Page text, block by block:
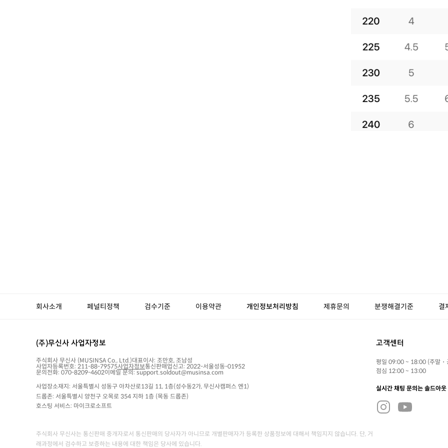
회사소개 페널티정책 검수기준 이용약관 개인정보처리방침 제휴문의 분쟁해결기준 결
(주)무신사 사업자정보
주식회사 무신사 (MUSINSA Co., Ltd.)대표이사: 조만호, 조남성
사업자등록번호: 211-88-79575사업자정보통신판매업신고: 2022-서울성동-01952
문의전화: 070-8209-4602이메일 문의: support.soldout@musinsa.com
사업장소재지: 서울특별시 성동구 아차산로13길 11, 1층(성수동2가, 무신사캠퍼스 엔1)
드롭존: 서울특별시 양천구 오목로 354 지하 1층 (목동 드롭존)
호스팅 서비스: 마이크로소프트
주식회사 무신사는 통신판매 중개자로서 통신판매의 당사자가 아니므로 개별판매자가 등록한 상품정보에 대해서 책임지지 않습니다. 단, 거
래과정에서 검수하고 보증하는 내용에 대한 책임은 당사에 있습니다.
고객센터
평일 09:00 ~ 18:00 (주말・
점심 12:00 ~ 13:00
실시간 채팅 문의는 솔드아